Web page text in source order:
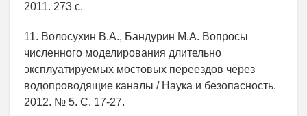
2011. 273 с.
11. Волосухин В.А., Бандурин М.А. Вопросы
численного моделирования длительно
эксплуатируемых мостовых переездов через
водопроводящие каналы / Наука и безопасность.
2012. № 5. С. 17-27.